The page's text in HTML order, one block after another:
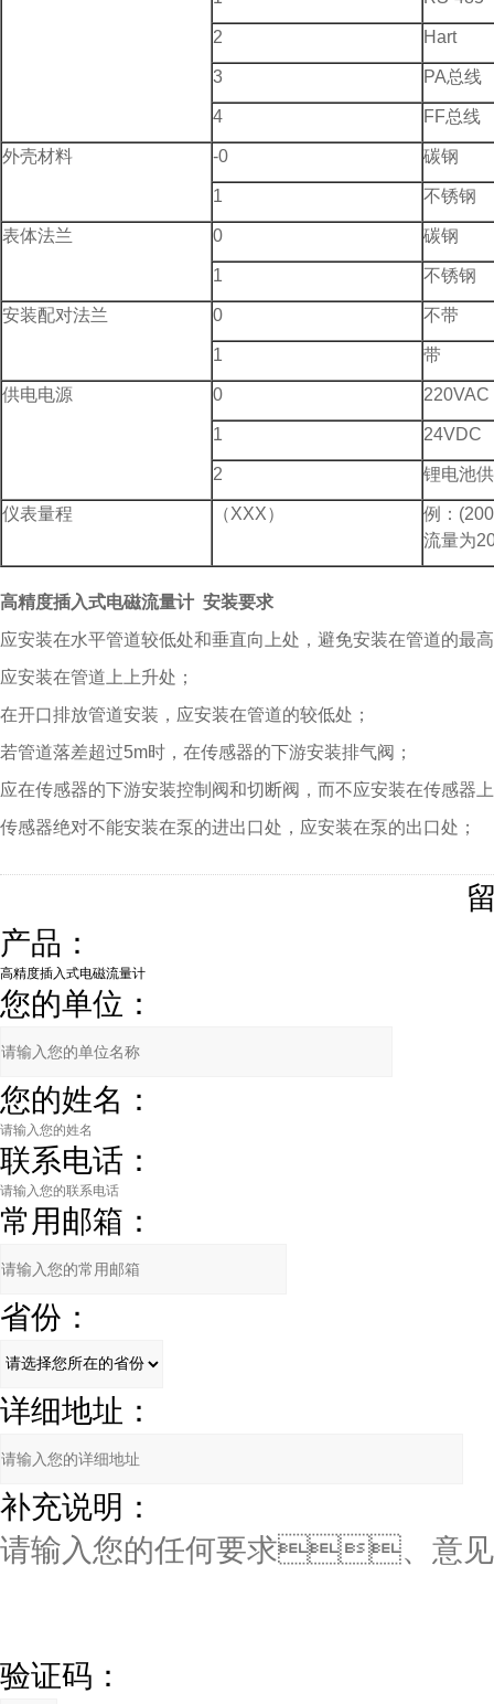
2 Hart
3 PA总线
4 FF总线
外壳材料 -0 碳钢
1 不锈钢
表体法兰 0 碳钢
1 不锈钢
安装配对法兰 0 不带
1 带
供电电源 0 220VAC
1 24VDC
2 锂电池
仪表量程 （XXX）
例：
流量为
高精度插入式电磁流量计 安装要求
应安装在水平管道较低处和垂直向上处，避免安装在管道的最高
应安装在管道上上升处；
在开口排放管道安装，应安装在管道的较低处；
若管道落差超过5m时，在传感器的下游安装排气阀；
应在传感器的下游安装控制阀和切断阀，而不应安装在传感器上游
传感器绝对不能安装在泵的进出口处，应安装在泵的出口处；
产品：
您的单位：
您的姓名：
联系电话：
常用邮箱：
省份：
详细地址：
补充说明：
验证码：